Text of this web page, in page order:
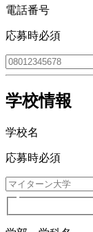
電話番号
応募時必須
学校情報
学校名
応募時必須